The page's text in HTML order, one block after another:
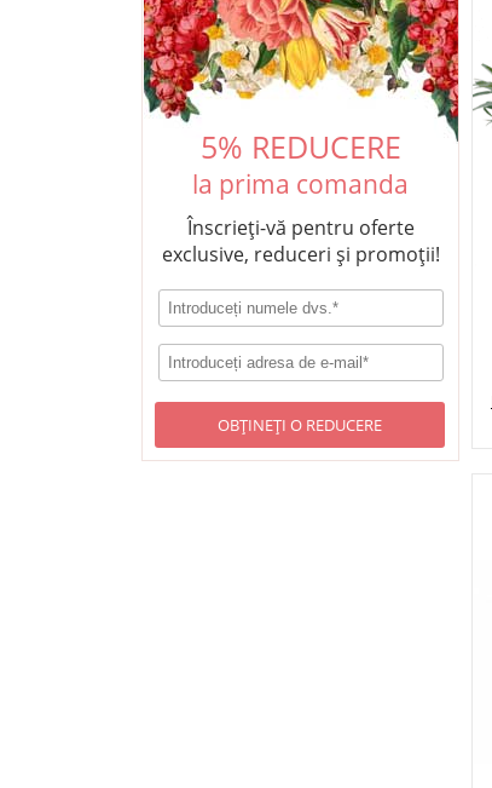
5% REDUCERE
la prima comanda
Înscrieți-vă pentru oferte
exclusive, reduceri și promoții!
OBȚINEȚI O REDUCERE